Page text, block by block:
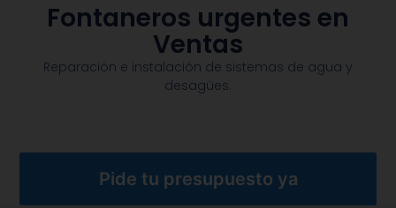
Fontaneros urgentes en
Ventas
Reparación e instalación de sistemas de agua y
desagües.​
Pide tu presupuesto ya